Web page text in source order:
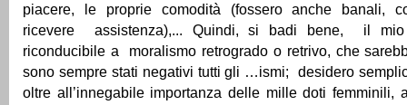
piacere, le proprie comodità (fossero anche banali,
ricevere assistenza),... Quindi, si badi bene, il
riconducibile a moralismo retrogrado o retrivo, che
sono sempre stati negativi tutti gli …ismi; desidero
oltre all’innegabile importanza delle mille doti femminili,